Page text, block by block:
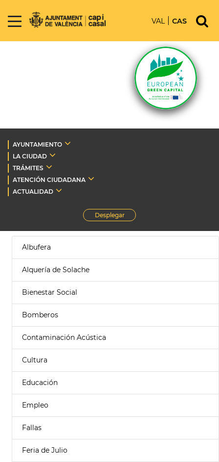
VAL CAS
AYUNTAMIENTO
LA CIUDAD
TRÁMITES
ATENCIÓN CIUDADANA
ACTUALIDAD
Desplegar
Albufera
Alquería de Solache
Bienestar Social
Bomberos
Contaminación Acústica
Cultura
Educación
Empleo
Fallas
Feria de Julio